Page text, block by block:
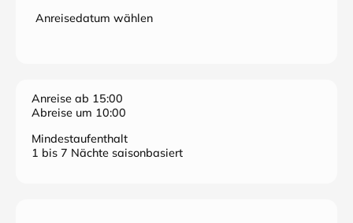
Anreisedatum wählen
Anreise ab 15:00
Abreise um 10:00
Mindestaufenthalt
1 bis 7 Nächte saisonbasiert